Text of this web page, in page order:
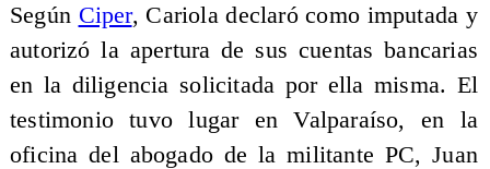
Según Ciper, Cariola declaró como imputada y
autorizó la apertura de sus cuentas bancarias
en la diligencia solicitada por ella misma. El
testimonio tuvo lugar en Valparaíso, en la
oficina del abogado de la militante PC, Juan